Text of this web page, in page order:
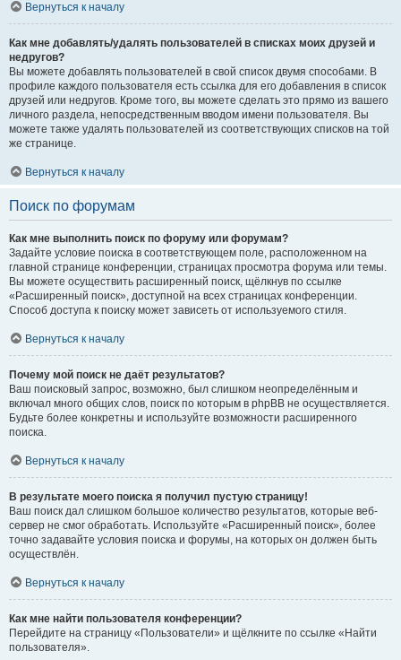
Вернуться к началу
Как мне добавлять/удалять пользователей в списках моих друзей и
недругов?
Вы можете добавлять пользователей в свой список двумя способами. В
профиле каждого пользователя есть ссылка для его добавления в список
друзей или недругов. Кроме того, вы можете сделать это прямо из вашего
личного раздела, непосредственным вводом имени пользователя. Вы
можете также удалять пользователей из соответствующих списков на той
же странице.
Вернуться к началу
Поиск по форумам
Как мне выполнить поиск по форуму или форумам?
Задайте условие поиска в соответствующем поле, расположенном на
главной странице конференции, страницах просмотра форума или темы.
Вы можете осуществить расширенный поиск, щёлкнув по ссылке
«Расширенный поиск», доступной на всех страницах конференции.
Способ доступа к поиску может зависеть от используемого стиля.
Вернуться к началу
Почему мой поиск не даёт результатов?
Ваш поисковый запрос, возможно, был слишком неопределённым и
включал много общих слов, поиск по которым в phpBB не осуществляется.
Будьте более конкретны и используйте возможности расширенного
поиска.
Вернуться к началу
В результате моего поиска я получил пустую страницу!
Ваш поиск дал слишком большое количество результатов, которые веб-
сервер не смог обработать. Используйте «Расширенный поиск», более
точно задавайте условия поиска и форумы, на которых он должен быть
осуществлён.
Вернуться к началу
Как мне найти пользователя конференции?
Перейдите на страницу «Пользователи» и щёлкните по ссылке «Найти
пользователя».